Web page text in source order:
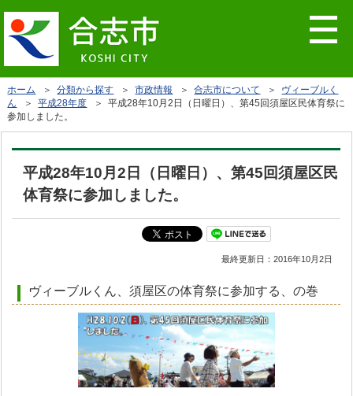
ホーム ＞分類から探す ＞市政情報 ＞合志市について ＞ ヴィーブルく
ん
＞平成28年度 ＞ 平成28年10月2日（日曜日）、第45回須屋区民体育祭に
参加しました。
平成28年10月2日（日曜日）、第45回須屋区民
体育祭に参加しました。
最終更新日：2016年10月2日
ヴィーブルくん、須屋区の体育祭に参加する、の巻